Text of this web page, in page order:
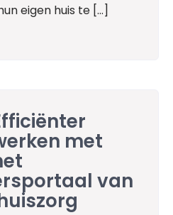
eigen huis te […]
met
van